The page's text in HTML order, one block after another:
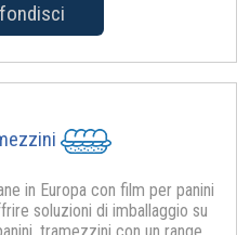
in Europa con film per panini
soluzioni di imballaggio su